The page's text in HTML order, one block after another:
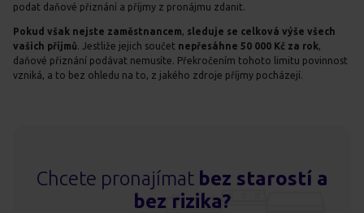
podat daňové přiznání a příjmy z pronájmu zdanit.
Pokud však nejste zaměstnancem, sleduje se celková výše všech
vašich příjmů. Jestliže jejich součet nepřesáhne 50 000 Kč za rok,
daňové přiznání podávat nemusíte. Překročením tohoto limitu povinnost
vzniká, a to bez ohledu na to, z jakého zdroje příjmy pocházejí.
Chcete pronajímat bez starostí a
bez rizika?